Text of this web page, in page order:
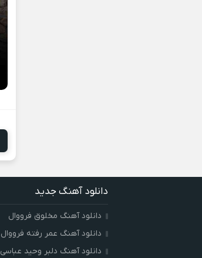
دانلود آهنگ جدید
دانلود آهنگ مخلوق فرووال
دانلود آهنگ عمر رفته فرووال
دانلود آهنگ دلبر وحید عباسی